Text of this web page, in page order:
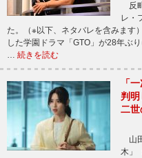
反
レ・
た。（※以下、ネタバレを含みま
した学園ドラマ「GTO」が28年ぶ
… 続きを読む
「
判
二世
山
木」